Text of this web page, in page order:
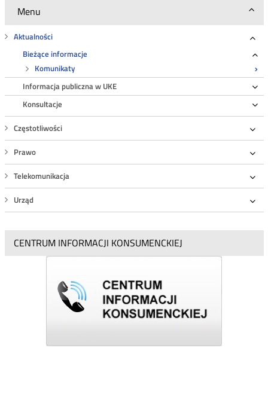
Menu
Aktualności
Bieżące informacje
Komunikaty
Informacja publiczna w UKE
Konsultacje
Częstotliwości
Prawo
Telekomunikacja
Urząd
CENTRUM INFORMACJI KONSUMENCKIEJ